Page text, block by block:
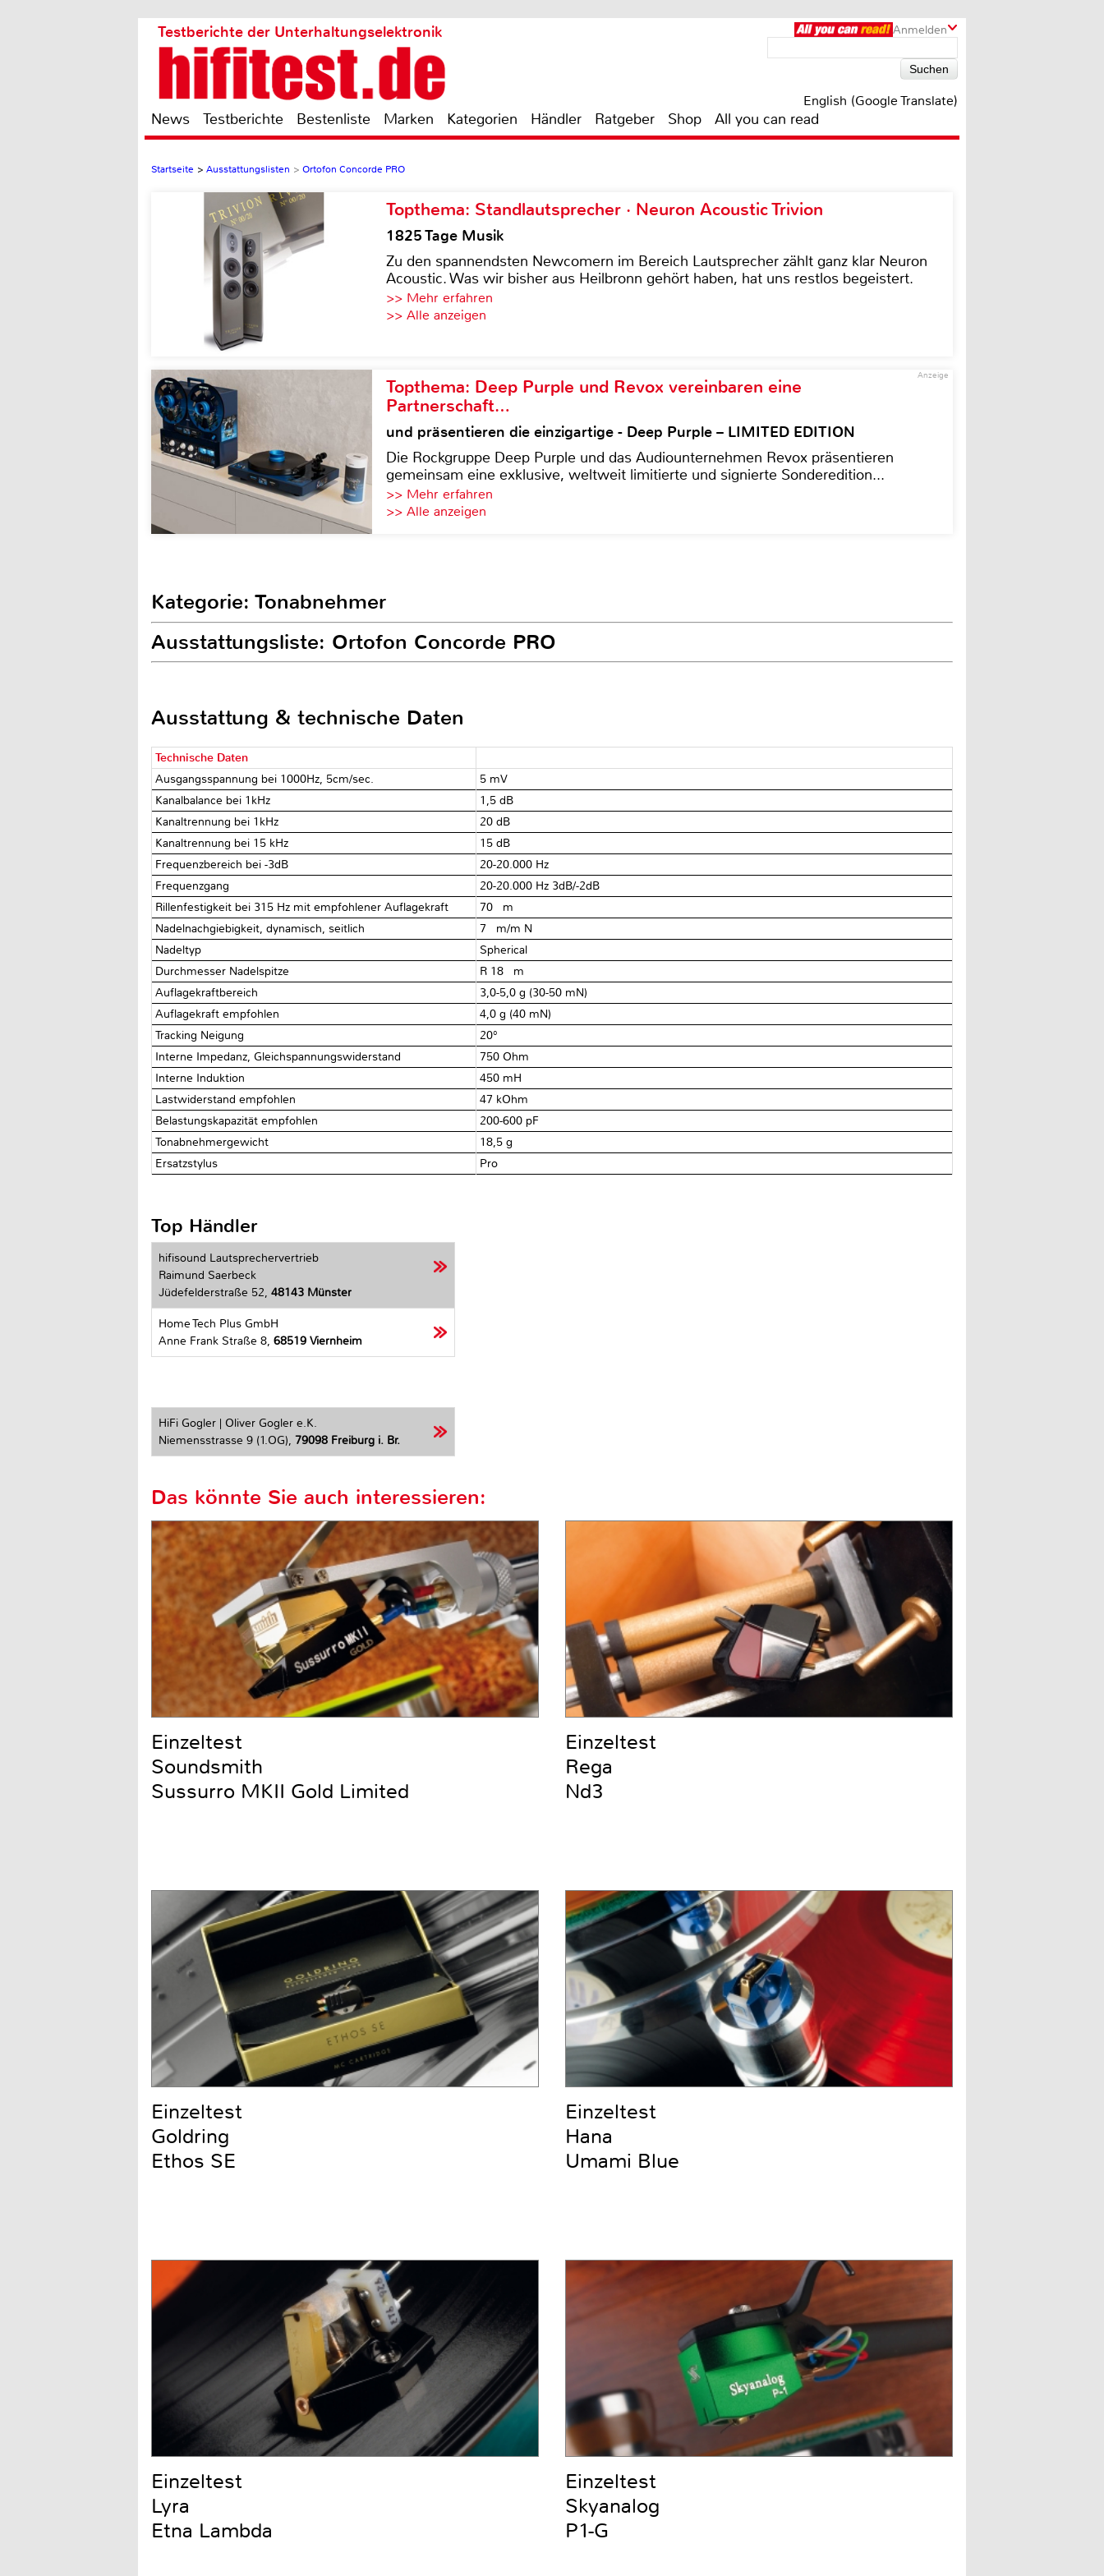
Anmelden
Testberichte der Unterhaltungselektronik
English (Google Translate)
News Testberichte Bestenliste Marken Kategorien Händler Ratgeber Shop All you can read
Startseite > Ausstattungslisten > Ortofon Concorde PRO
Topthema: Standlautsprecher · Neuron Acoustic Trivion
1825 Tage Musik
Zu den spannendsten Newcomern im Bereich Lautsprecher zählt ganz klar Neuron
Acoustic. Was wir bisher aus Heilbronn gehört haben, hat uns restlos begeistert.
>> Mehr erfahren
>> Alle anzeigen
Anzeige
Topthema: Deep Purple und Revox vereinbaren eine
Partnerschaft…
und präsentieren die einzigartige - Deep Purple – LIMITED EDITION
Die Rockgruppe Deep Purple und das Audiounternehmen Revox präsentieren
gemeinsam eine exklusive, weltweit limitierte und signierte Sonderedition...
>> Mehr erfahren
>> Alle anzeigen
Kategorie: Tonabnehmer
Ausstattungsliste: Ortofon Concorde PRO
Ausstattung & technische Daten
Technische Daten
Ausgangsspannung bei 1000Hz, 5cm/sec.
5 mV
Kanalbalance bei 1kHz
1,5 dB
Kanaltrennung bei 1kHz
20 dB
Kanaltrennung bei 15 kHz
15 dB
Frequenzbereich bei -3dB
20-20.000 Hz
Frequenzgang
20-20.000 Hz 3dB/-2dB
Rillenfestigkeit bei 315 Hz mit empfohlener Auflagekraft
70 μm
Nadelnachgiebigkeit, dynamisch, seitlich
7 μm/m N
Nadeltyp
Spherical
Durchmesser Nadelspitze
R 18 μm
Auflagekraftbereich
3,0-5,0 g (30-50 mN)
Auflagekraft empfohlen
4,0 g (40 mN)
Tracking Neigung
20°
Interne Impedanz, Gleichspannungswiderstand
750 Ohm
Interne Induktion
450 mH
Lastwiderstand empfohlen
47 kOhm
Belastungskapazität empfohlen
200-600 pF
Tonabnehmergewicht
18,5 g
Ersatzstylus
Pro
Top Händler
hifisound Lautsprechervertrieb
Raimund Saerbeck
Jüdefelderstraße 52, 48143 Münster
Home Tech Plus GmbH
Anne Frank Straße 8, 68519 Viernheim
HiFi Gogler | Oliver Gogler e.K.
Niemensstrasse 9 (1.OG), 79098 Freiburg i. Br.
Das könnte Sie auch interessieren:
Einzeltest
Soundsmith
Sussurro MKII Gold Limited
Einzeltest
Rega
Nd3
Einzeltest
Goldring
Ethos SE
Einzeltest
Hana
Umami Blue
Einzeltest
Lyra
Etna Lambda
Einzeltest
Skyanalog
P1-G